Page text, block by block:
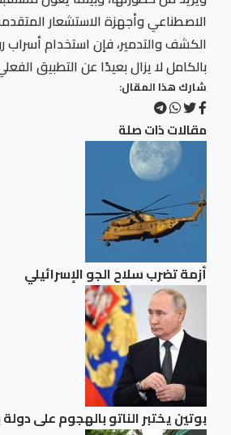
الاصطناعي وأجهزة الاستشعار
الكشف والتدمير، فإن استخدام أسراب
بالكامل لا يزال بعيدًا عن التطبيق
شارك هذا المقال:
مقالات ذات صلة
أزمة تضرب سلاح الجو الإسرائيلي
بوتين يختبر الناتو بالهجوم على